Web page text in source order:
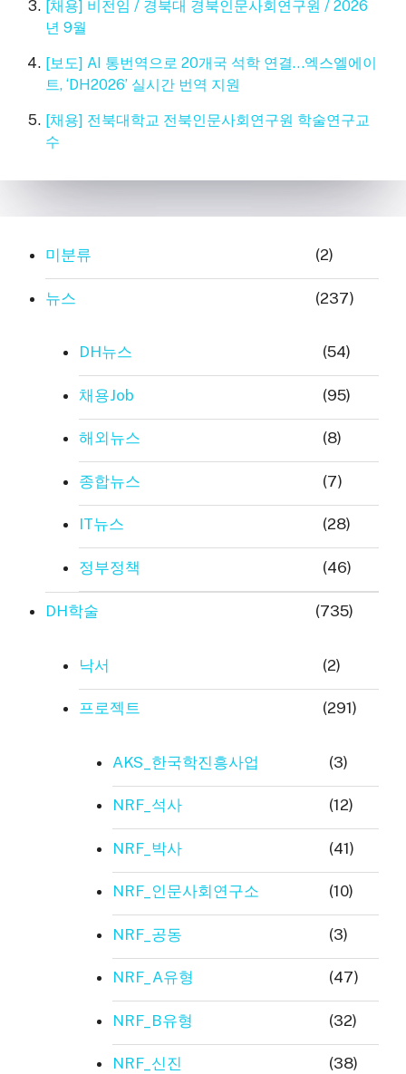
[채용] 비전임 / 경북대 경북인문사회연구원 / 2026
년 9월
[보도] AI 통번역으로 20개국 석학 연결…엑스엘에이
트, ‘DH2026’ 실시간 번역 지원
[채용] 전북대학교 전북인문사회연구원 학술연구교
수
미분류 (2)
뉴스 (237)
DH뉴스 (54)
채용Job (95)
해외뉴스 (8)
종합뉴스 (7)
IT뉴스 (28)
정부정책 (46)
DH학술 (735)
낙서 (2)
프로젝트 (291)
AKS_한국학진흥사업 (3)
NRF_석사 (12)
NRF_박사 (41)
NRF_인문사회연구소 (10)
NRF_공동 (3)
NRF_A유형 (47)
NRF_B유형 (32)
NRF_신진 (38)